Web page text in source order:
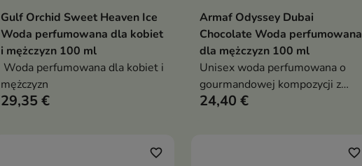
 Dodaj do koszyka
Gulf Orchid Sweet Heaven Ice
Woda perfumowana dla kobiet
i mężczyzn 100 ml
Woda perfumowana dla kobiet i
mężczyzn
29,35 €
Dodaj do koszyka
Armaf Odyssey Dubai
Chocolate Woda perfumowana
dla mężczyzn 100 ml
Unisex woda perfumowana o
gourmandowej kompozycji z
nutami kawy, czekolady,
na chłodniejsze dni i wyjątkowe
24,40 €
favorite_border favorite_border